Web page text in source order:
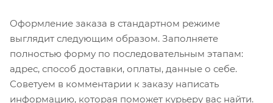
Оформление заказа в стандартном режиме
выглядит следующим образом. Заполняете
полностью форму по последовательным этапам:
адрес, способ доставки, оплаты, данные о себе.
Советуем в комментарии к заказу написать
информацию, которая поможет курьеру вас найти.